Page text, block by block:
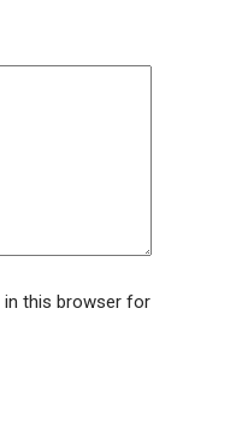
in this browser for